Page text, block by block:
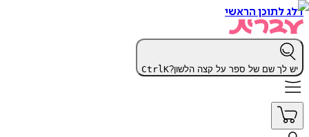
דלג לתוכן הראשי
יש לך שם של ספר על קצה הלשון? CtrlK